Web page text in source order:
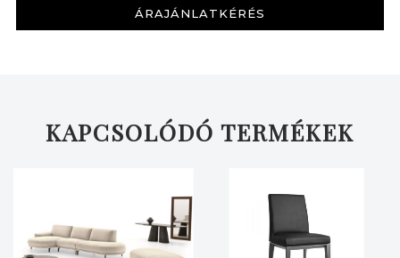
ÁRAJÁNLATKÉRÉS
KAPCSOLÓDÓ TERMÉKEK